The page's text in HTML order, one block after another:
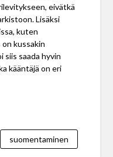
eivätkä
Lisäksi
kuten
kussakin
siis saada hyvin
kääntäjä on eri
suomentaminen